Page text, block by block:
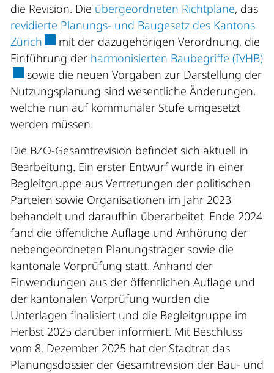
die Revision. Die übergeordneten Richtpläne, das
revidierte Planungs- und Baugesetz des Kantons
Zürich Externer Link wird in einem neuen Fenster
mit der dazugehörigen Verordnung, die
Einführung der harmonisierten Baubegriffe (IVHB)
sowie die neuen Vorgaben zur Darstellung der
Nutzungsplanung sind wesentliche Änderungen,
welche nun auf kommunaler Stufe umgesetzt
werden müssen.
Die BZO-Gesamtrevision befindet sich aktuell in
Bearbeitung. Ein erster Entwurf wurde in einer
Begleitgruppe aus Vertretungen der politischen
Parteien sowie Organisationen im Jahr 2023
behandelt und daraufhin überarbeitet. Ende 2024
fand die öffentliche Auflage und Anhörung der
nebengeordneten Planungsträger sowie die
kantonale Vorprüfung statt. Anhand der
Einwendungen aus der öffentlichen Auflage und
der kantonalen Vorprüfung wurden die
Unterlagen finalisiert und die Begleitgruppe im
Herbst 2025 darüber informiert. Mit Beschluss
vom 8. Dezember 2025 hat der Stadtrat das
Planungsdossier der Gesamtrevision der Bau- und